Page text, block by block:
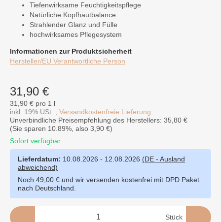
Tiefenwirksame Feuchtigkeitspflege
Natürliche Kopfhautbalance
Strahlender Glanz und Fülle
hochwirksames Pflegesystem
Informationen zur Produktsicherheit
Hersteller/EU Verantwortliche Person
31,90 €
31,90 € pro 1 l
inkl. 19% USt. , Versandkostenfreie Lieferung
Unverbindliche Preisempfehlung des Herstellers: 35,80 €
(Sie sparen 10.89%, also 3,90 €)
Sofort verfügbar
Lieferdatum: 10.08.2026 - 12.08.2026 (DE - Ausland
abweichend)
Noch 49,00 € und wir versenden kostenfrei mit DPD Paket
nach Deutschland.
Stück